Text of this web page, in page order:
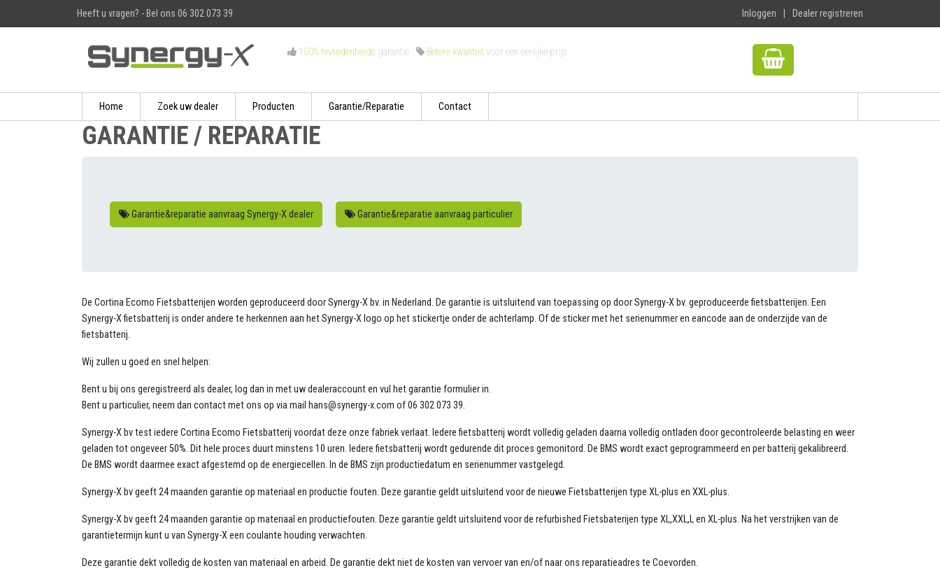
Heeft u vragen? - Bel ons 06 302 073 39 Dealer registreren
Inloggen
100% tevredenheids garantie Betere kwaliteitvoor een eerlijke prijs
Home Zoek uw dealer Producten Garantie/Reparatie Contact
GARANTIE / REPARATIE
Garantie&reparatie aanvraag Synergy-X dealer Garantie&reparatie aanvraag particulier
De Cortina Ecomo Fietsbatterijen worden geproduceerd door Synergy-X bv. in Nederland. De garantie is uitsluitend van toepassing op door Synergy-X bv. geproduceerde fietsbatterijen. Een
Synergy-X fietsbatterij is onder andere te herkennen aan het Synergy-X logo op het stickertje onder de achterlamp. Of de sticker met het serienummer en eancode aan de onderzijde van de
fietsbatterij.
Wij zullen u goed en snel helpen:
Bent u bij ons geregistreerd als dealer, log dan in met uw dealeraccount en vul het garantie formulier in.
Bent u particulier, neem dan contact met ons op via mail hans@synergy-x.com of 06 302 073 39.
Synergy-X bv test iedere Cortina Ecomo Fietsbatterij voordat deze onze fabriek verlaat. Iedere fietsbatterij wordt volledig geladen daarna volledig ontladen door gecontroleerde belasting en weer
geladen tot ongeveer 50%. Dit hele proces duurt minstens 10 uren. Iedere fietsbatterij wordt gedurende dit proces gemonitord. De BMS wordt exact geprogrammeerd en per batterij gekalibreerd.
De BMS wordt daarmee exact afgestemd op de energiecellen. In de BMS zijn productiedatum en serienummer vastgelegd.
Synergy-X bv geeft 24 maanden garantie op materiaal en productie fouten. Deze garantie geldt uitsluitend voor de nieuwe Fietsbatterijen type XL-plus en XXL-plus.
Synergy-X bv geeft 24 maanden garantie op materiaal en productiefouten. Deze garantie geldt uitsluitend voor de refurbished Fietsbaterijen type XL,XXL,L en XL-plus. Na het verstrijken van de
garantietermijn kunt u van Synergy-X een coulante houding verwachten.
Deze garantie dekt volledig de kosten van materiaal en arbeid. De garantie dekt niet de kosten van vervoer van en/of naar ons reparatieadres te Coevorden.